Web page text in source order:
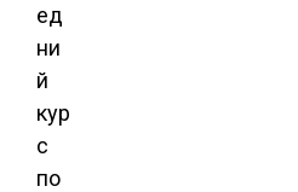
ед
ни
й
кур
с
по